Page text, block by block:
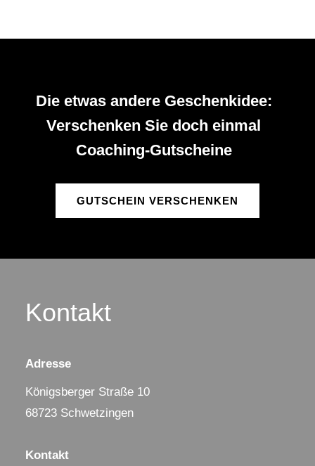
Die etwas andere Geschenkidee:
Verschenken Sie doch einmal
Coaching-Gutscheine
GUTSCHEIN VERSCHENKEN
Kontakt
Adresse
Königsberger Straße 10
68723 Schwetzingen
Kontakt